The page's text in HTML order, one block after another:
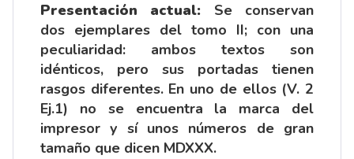
Presentación actual: Se conservan
dos ejemplares del tomo II; con una
peculiaridad: ambos textos son
idénticos, pero sus portadas tienen
rasgos diferentes. En uno de ellos (V. 2
Ej.1) no se encuentra la marca del
impresor y sí unos números de gran
tamaño que dicen MDXXX.